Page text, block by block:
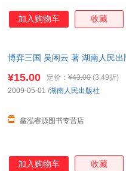
加入购物车 收藏
博弈三国 吴闲云 著 湖南人民
¥15.00 定价： ¥43.00 (3.49折)
鑫泓睿源图书专营店
2009-05-01 /湖南人民出版社
加入购物车 收藏